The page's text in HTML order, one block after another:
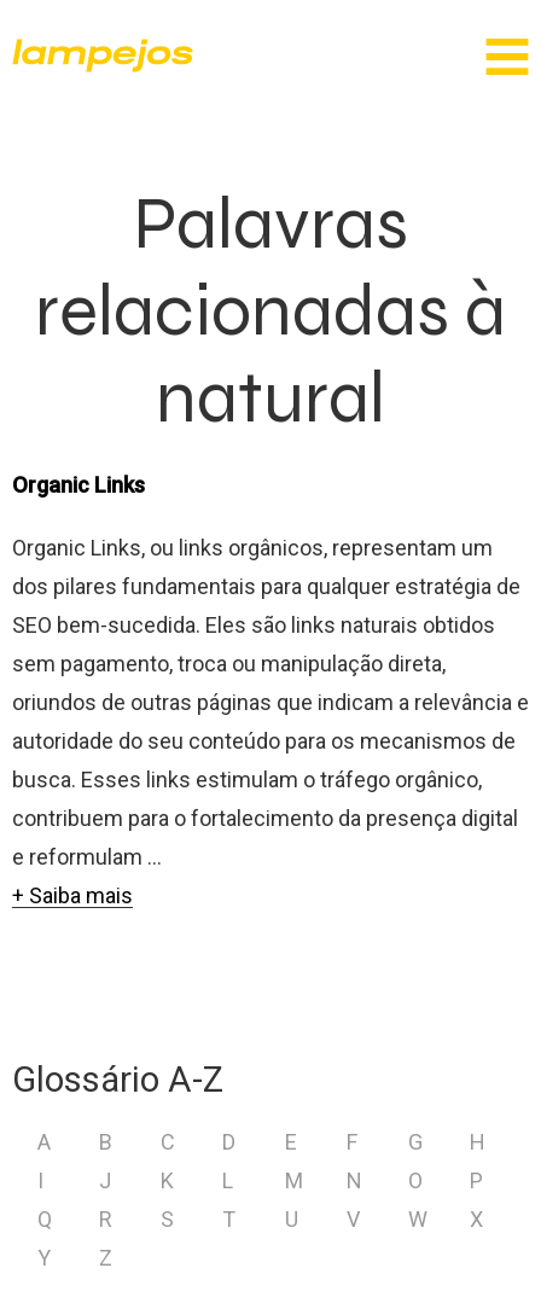
Palavras
relacionadas à
natural
Organic Links
Organic Links, ou links orgânicos, representam um
dos pilares fundamentais para qualquer estratégia de
SEO bem-sucedida. Eles são links naturais obtidos
sem pagamento, troca ou manipulação direta,
oriundos de outras páginas que indicam a relevância e
autoridade do seu conteúdo para os mecanismos de
busca. Esses links estimulam o tráfego orgânico,
contribuem para o fortalecimento da presença digital
e reformulam ...
+ Saiba mais
Glossário A-Z
A B C D E F G
H
I
J K L M N O
P
Q
R S T U V W
X
Y
Z